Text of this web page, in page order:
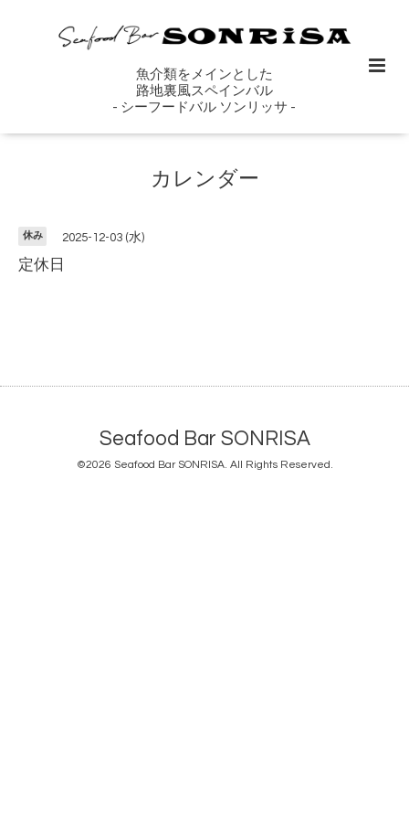
魚介類をメインとした
路地裏風スペインバル
- シーフードバル ソンリッサ -
カレンダー
休み 2025-12-03 (水)
定休日
Seafood Bar SONRISA
©2026 Seafood Bar SONRISA. All Rights Reserved.